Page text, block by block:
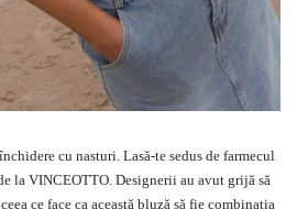
cu nasturi. Lasă-te sedus de farmecul
la VINCEOTTO. Designerii au avut grijă să
ce face ca această bluză să fie combinația